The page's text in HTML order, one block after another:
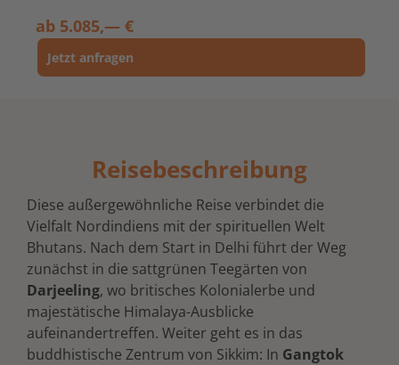
ab 5.085,— €
Jetzt anfragen
Reisebeschreibung
Diese außergewöhnliche Reise verbindet die
Vielfalt Nordindiens mit der spirituellen Welt
Bhutans. Nach dem Start in Delhi führt der Weg
zunächst in die sattgrünen Teegärten von
Darjeeling, wo britisches Kolonialerbe und
majestätische Himalaya-Ausblicke
aufeinandertreffen. Weiter geht es in das
buddhistische Zentrum von Sikkim: In Gangtok